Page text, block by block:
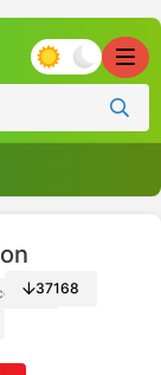
37168